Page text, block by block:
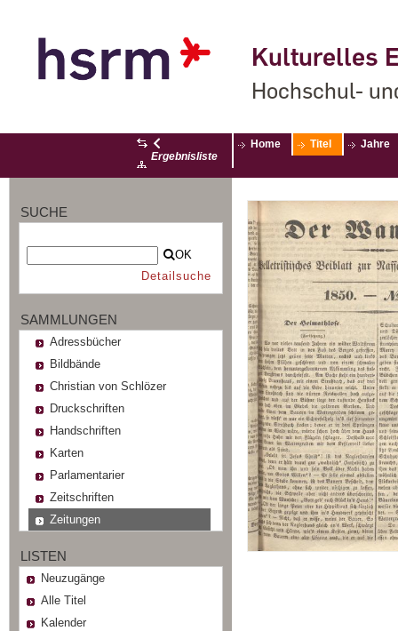
Kulturelles
Hochschul-
Ergebnisliste
Home Titel Jahre
SUCHE
OK
Detailsuche
SAMMLUNGEN
Adressbücher
Bildbände
Christian von Schlözer
Druckschriften
Handschriften
Karten
Parlamentarier
Zeitschriften
Zeitungen
LISTEN
Neuzugänge
Alle Titel
Kalender